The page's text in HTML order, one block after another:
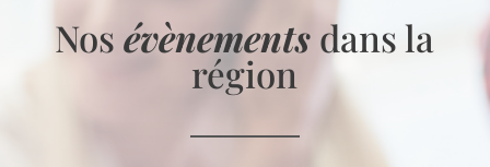
Nosévènements dans la
région